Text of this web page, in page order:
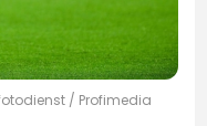
/ Profimedia